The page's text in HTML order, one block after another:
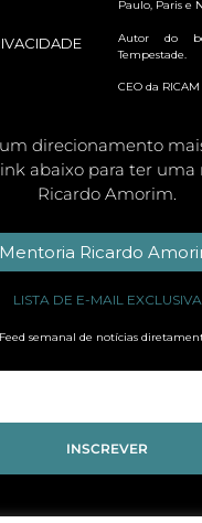
Paulo, Paris e
Autor do
Tempestade.
CEO da
direcionamento
abaixo para ter
Ricardo Amorim.
Mentoria Ricardo
LISTA DE E-MAIL EXCLUSIVA
Feed semanal de notícias
INSCREVER